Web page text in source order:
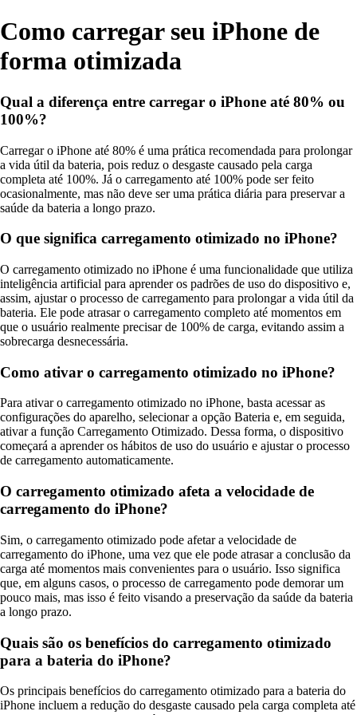
Como carregar seu iPhone de
forma otimizada
Qual a diferença entre carregar o iPhone até 80% ou
100%?
Carregar o iPhone até 80% é uma prática recomendada para prolongar
a vida útil da bateria, pois reduz o desgaste causado pela carga
completa até 100%. Já o carregamento até 100% pode ser feito
ocasionalmente, mas não deve ser uma prática diária para preservar a
saúde da bateria a longo prazo.
O que significa carregamento otimizado no iPhone?
O carregamento otimizado no iPhone é uma funcionalidade que utiliza
inteligência artificial para aprender os padrões de uso do dispositivo e,
assim, ajustar o processo de carregamento para prolongar a vida útil da
bateria. Ele pode atrasar o carregamento completo até momentos em
que o usuário realmente precisar de 100% de carga, evitando assim a
sobrecarga desnecessária.
Como ativar o carregamento otimizado no iPhone?
Para ativar o carregamento otimizado no iPhone, basta acessar as
configurações do aparelho, selecionar a opção Bateria e, em seguida,
ativar a função Carregamento Otimizado. Dessa forma, o dispositivo
começará a aprender os hábitos de uso do usuário e ajustar o processo
de carregamento automaticamente.
O carregamento otimizado afeta a velocidade de
carregamento do iPhone?
Sim, o carregamento otimizado pode afetar a velocidade de
carregamento do iPhone, uma vez que ele pode atrasar a conclusão da
carga até momentos mais convenientes para o usuário. Isso significa
que, em alguns casos, o processo de carregamento pode demorar um
pouco mais, mas isso é feito visando a preservação da saúde da bateria
a longo prazo.
Quais são os benefícios do carregamento otimizado
para a bateria do iPhone?
Os principais benefícios do carregamento otimizado para a bateria do
iPhone incluem a redução do desgaste causado pela carga completa até